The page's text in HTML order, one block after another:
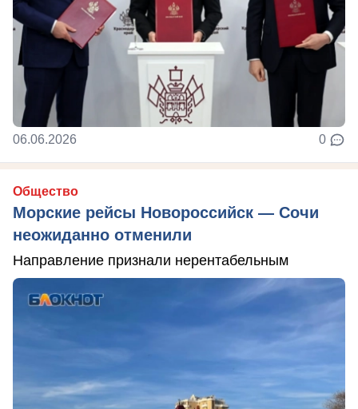
06.06.2026 0
Общество
Морские рейсы Новороссийск — Сочи
неожиданно отменили
Направление признали нерентабельным